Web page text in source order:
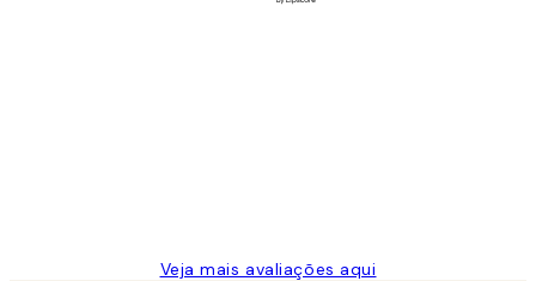
Veja mais avaliações aqui